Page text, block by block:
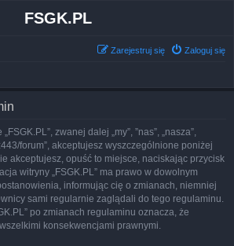
FSGK.PL
Zaloguj się
Zarejestruj się
zwanej dalej „my”, ”nas”, „nasza”,
forum”, akceptujesz wyszczególnione poniżej
akceptujesz, opuść to miejsce, naciskając przycisk
witryny „FSGK.PL” ma prawo w dowolnym
informując cię o zmianach, niemniej
sami regularnie zaglądali do tego regulaminu.
po zmianach regulaminu oznacza, że
konsekwencjami prawnymi.